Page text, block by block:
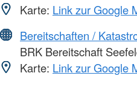
Karte: Link zur Google
Bereitschaften /
BRK Bereitschaft
Karte: Link zur Google